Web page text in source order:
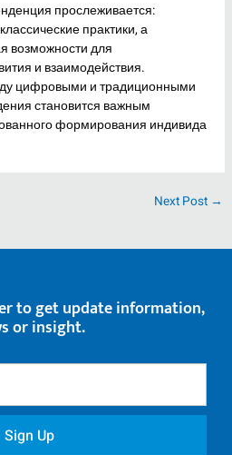
прослеживается:
практики, а
возможности для
и взаимодействия.
цифровыми и традиционными
становится важным
формирования индивида
Next Post →
to get update information,
or insight.
Sign Up